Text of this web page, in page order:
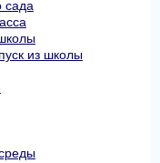
сада
из школы